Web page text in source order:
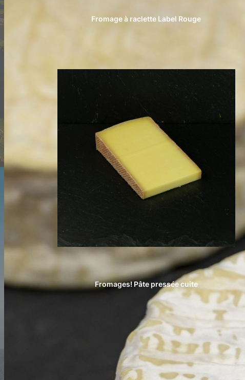
Fromage à raclette Label Rouge
Fromages! Pâte pressée cuite